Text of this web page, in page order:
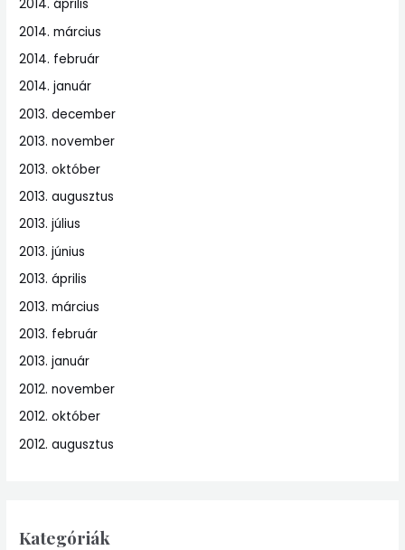
2014. április
2014. március
2014. február
2014. január
2013. december
2013. november
2013. október
2013. augusztus
2013. július
2013. június
2013. április
2013. március
2013. február
2013. január
2012. november
2012. október
2012. augusztus
Kategóriák